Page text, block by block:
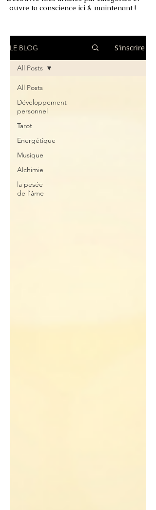
ouvre ta conscience ici & maintenant !
LE BLOG S'inscrire
All Posts
Développement
personnel
Tarot
Energétique
Musique
Alchimie
la pesée
de l'âme
All Posts